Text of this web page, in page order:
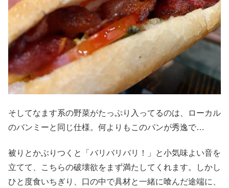
そしてなます系の野菜がたっぷり入ってるのは、ローカル
のバンミーと同じ仕様。何よりもこのパンが秀逸で…
被りとかぶりつくと「バリバリバリ！」と小気味よい音を
立てて、こちらの破壊欲をまず満たしてくれます。しかし
ひと度食いちぎり、口の中で具材と一緒に喰んだ途端に、